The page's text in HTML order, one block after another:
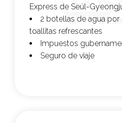
Express de Seúl-
2 botellas de agua
toallitas refrescantes
Impuestos
Seguro de viaje